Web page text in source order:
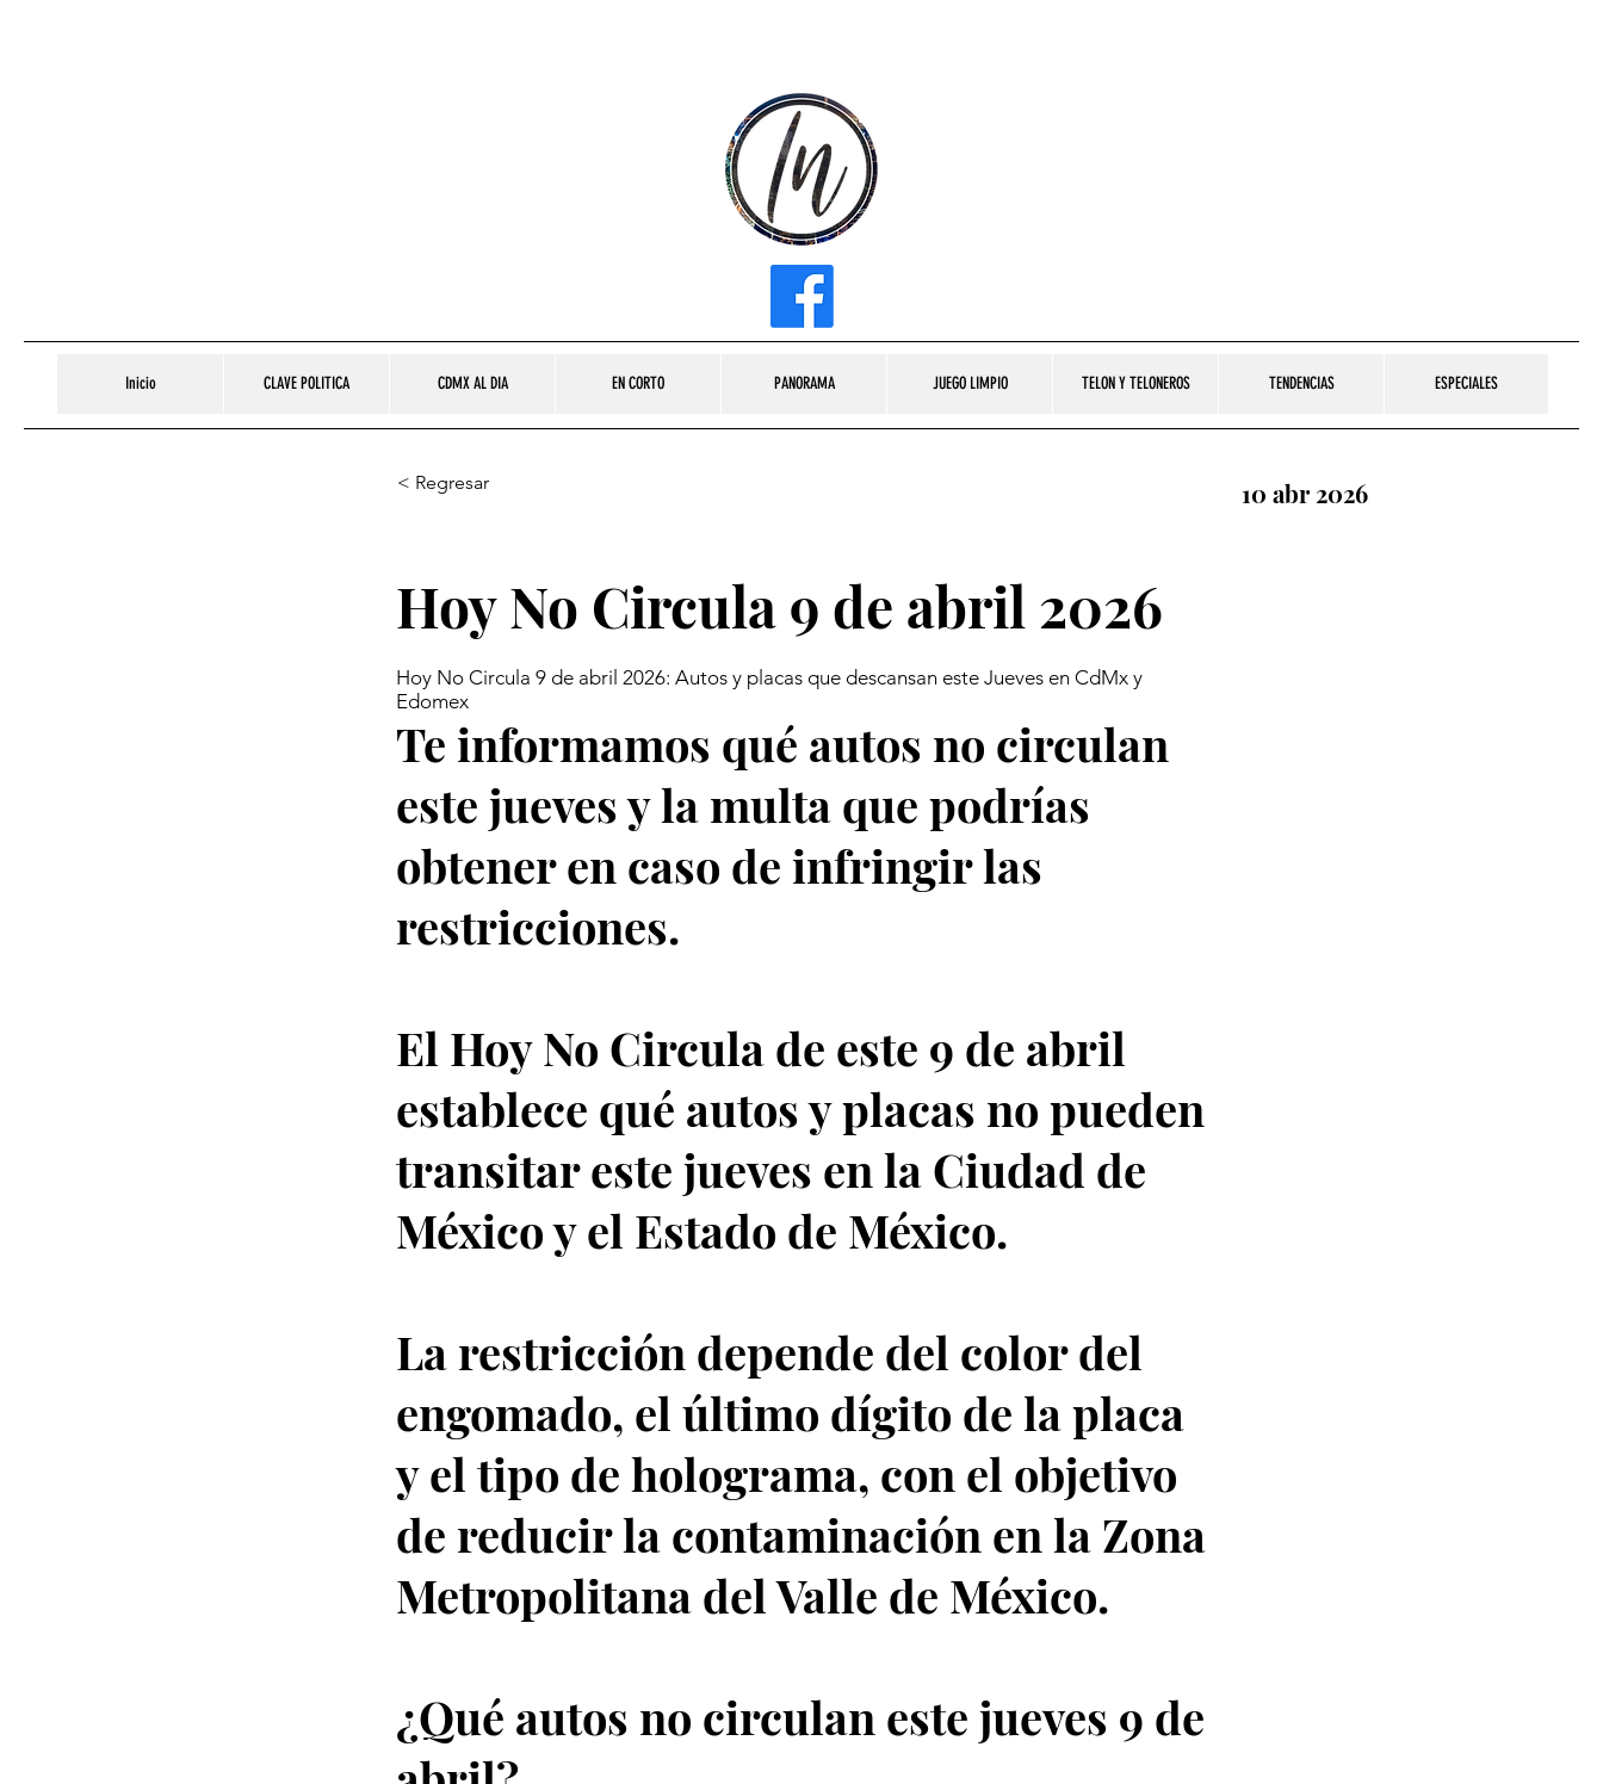
Inicio CLAVE POLITICA CDMX AL DIA EN CORTO PANORAMA JUEGO LIMPIO TELON Y TELONEROS TENDENCIAS ESPECIALES
< Regresar 10 abr 2026
Hoy No Circula 9 de abril 2026
Hoy No Circula 9 de abril 2026: Autos y placas que descansan este Jueves en CdMx y
Edomex
Te informamos qué autos no circulan
este jueves y la multa que podrías
obtener en caso de infringir las
restricciones.
El Hoy No Circula de este 9 de abril
establece qué autos y placas no pueden
transitar este jueves en la Ciudad de
México y el Estado de México.
La restricción depende del color del
engomado, el último dígito de la placa
y el tipo de holograma, con el objetivo
de reducir la contaminación en la Zona
Metropolitana del Valle de México.
¿Qué autos no circulan este jueves 9 de